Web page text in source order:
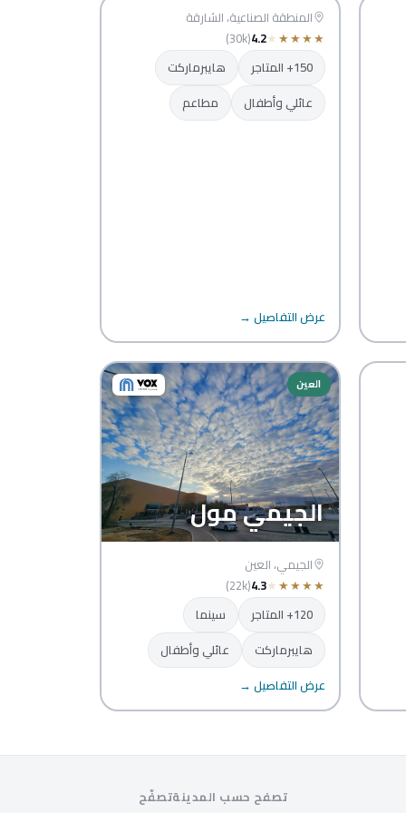
الشارقة
المنطقة الصناعية، الشارقة
★
★
★
★
★
4.2
(30k)
150+ المتاجر
هايبرماركت
عائلي وأطفال
مطاعم
عرض التفاصيل →
العين
الجيمي مول
الجيمي، العين
★
★
★
★
★
4.3
(22k)
120+ المتاجر
سينما
هايبرماركت
عائلي وأطفال
عرض التفاصيل →
تصفح حسب المدينةتصفّح